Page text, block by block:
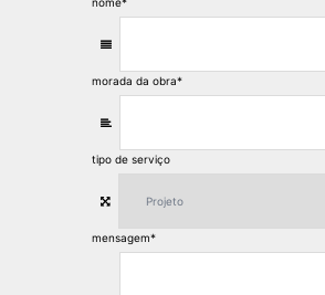
morada da obra*
tipo de serviço
mensagem*